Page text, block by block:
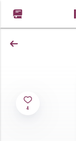
4